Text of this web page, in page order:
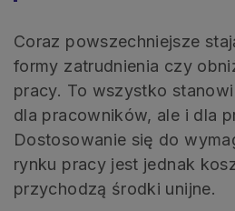
Coraz powszechniejsze
formy zatrudnienia czy
pracy. To wszystko
dla pracowników, ale i dla
Dostosowanie się do
rynku pracy jest jednak
przychodzą środki unijne.